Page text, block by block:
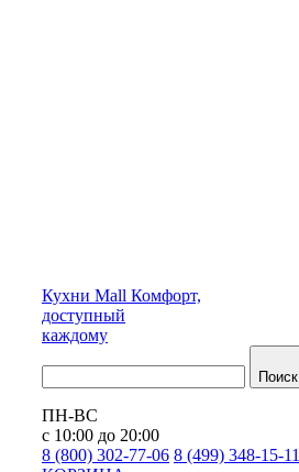
Кухни Mall Комфорт,
доступный
каждому
Поиск
ПН-ВС
с 10:00 до 20:00
8 (800) 302-77-06 8 (499) 348-15-11